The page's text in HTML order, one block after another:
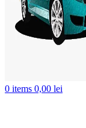
0 items 0,00 lei